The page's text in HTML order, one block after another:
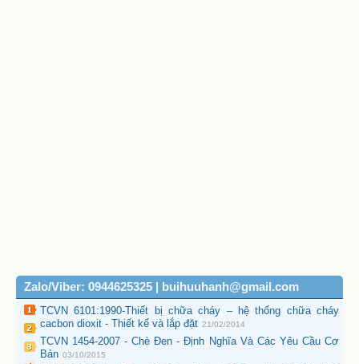
Zalo/Viber: 0944625325 | buihuuhanh@gmail.com
TCVN 6101:1990-Thiết bị chữa cháy – hệ thống chữa cháy
cacbon dioxit - Thiết kế và lắp đặt 21/02/2014
TCVN 1454-2007 - Chè Đen - Định Nghĩa Và Các Yêu Cầu Cơ
Bản 03/10/2015